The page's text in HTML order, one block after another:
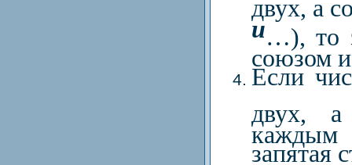
и …), то
союзом и
Если
двух,
каждым
запятая